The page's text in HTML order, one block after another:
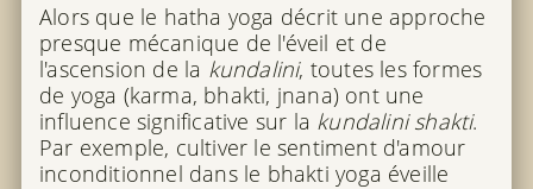
Alors que le hatha yoga décrit une approche
presque mécanique de l'éveil et de
l'ascension de la kundalini, toutes les formes
de yoga (karma, bhakti, jnana) ont une
influence significative sur la kundalini shakti.
Par exemple, cultiver le sentiment d'amour
inconditionnel dans le bhakti yoga éveille